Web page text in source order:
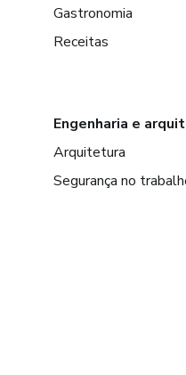
Gastronomia
Receitas
Engenharia e
Arquitetura
Segurança no